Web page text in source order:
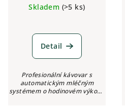
Skladem (>5 ks)
Detail
Profesionální kávovar s
automatickým mléčným
systémem o hodinovém výkonu